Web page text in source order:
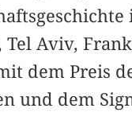
Tel Aviv,
dem Preis
und dem